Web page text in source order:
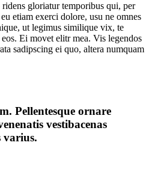
gloriatur temporibus qui, per
etiam exerci dolore, usu ne omnes
ut legimus similique vix, te
Ei movet elitr mea. Vis legendos
sadipscing ei quo, altera numquam
Pellentesque ornare
vestibacenas
varius.